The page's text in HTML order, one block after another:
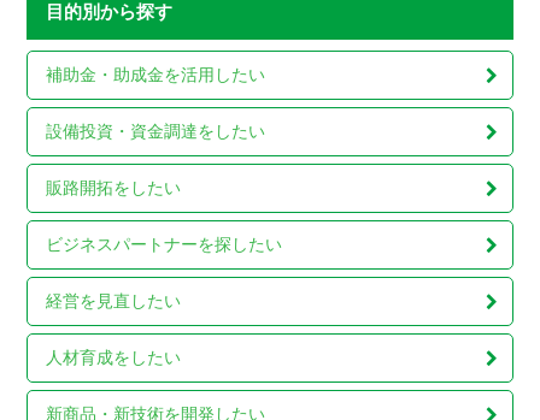
目的別から探す
補助金・助成金を活用したい
設備投資・資金調達を したい
販路開拓をしたい
ビジネスパートナーを探したい
経営を見直したい
人材育成をしたい
新商品・新技術を開発したい